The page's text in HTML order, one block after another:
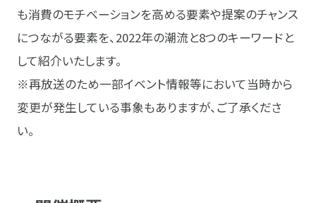
も消費のモチベーションを高める要素や提案のチャンス
につながる要素を、2022年の潮流と8つのキーワードと
して紹介いたします。
※再放送のため一部イベント情報等において当時から
変更が発生している事象もありますが、ご了承くださ
い。